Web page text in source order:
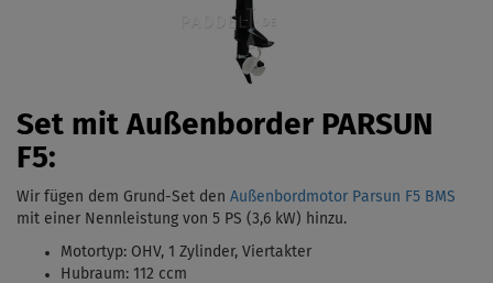
Set mit Außenborder PARSUN
F5:
Wir fügen dem Grund-Set den Außenbordmotor Parsun F5 BMS
mit einer Nennleistung von 5 PS (3,6 kW) hinzu.
Motortyp: OHV, 1 Zylinder, Viertakter
Hubraum: 112 ccm